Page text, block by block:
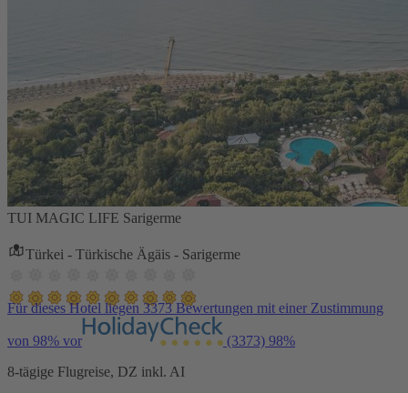
TUI MAGIC LIFE Sarigerme
Türkei - Türkische Ägäis - Sarigerme
Für dieses Hotel liegen 3373 Bewertungen mit einer Zustimmung
von 98% vor (3373) 98%
8-tägige Flugreise, DZ inkl. AI